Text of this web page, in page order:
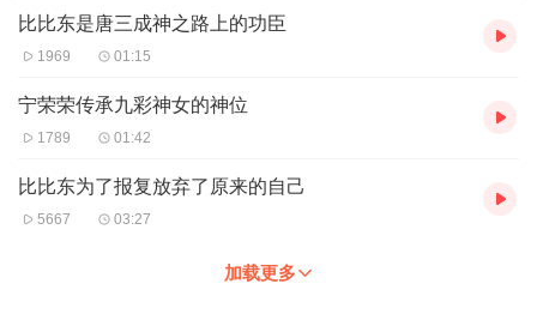
比比东是唐三成神之路上的功臣
1969 01:15
宁荣荣传承九彩神女的神位
1789 01:42
比比东为了报复放弃了原来的自己
5667 03:27
加载更多